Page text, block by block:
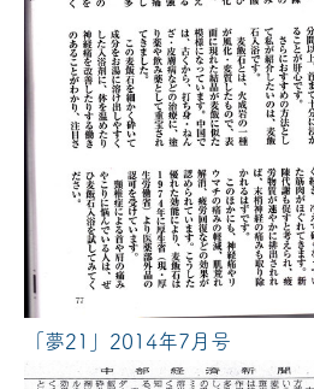
「夢21」2014年7月号